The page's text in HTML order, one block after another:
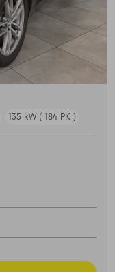
135 kW ( 184 PK )